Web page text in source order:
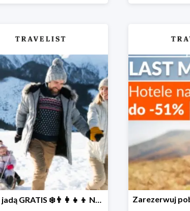
Dzieci jadą GRATIS ❄️👨‍👩‍👧‍👦 NOWE okazje